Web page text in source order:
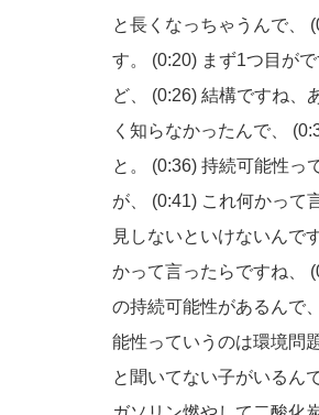
と長くなっちゃうんで、
す。
(0:20) まず1つ目が
ど、
(0:26) 結構ですね、
く知らなかったんで、
と。
(0:36) 持続可能性っ
が、
(0:41) これ何かって
見しないといけないんで
かって言ったらですね、
の持続可能性があるんで、
能性っていうのは環境問題
と聞いてない子がいるん